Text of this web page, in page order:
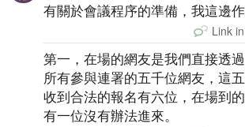
有關於會議程序的準備，我這邊作
Link
第一，在場的網友是我們直接透
所有參與連署的五千位網友，這
收到合法的報名有六位，在場到
有一位沒有辦法進來。